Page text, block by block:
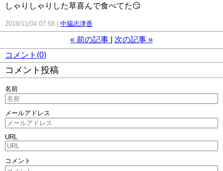
しゃりしゃりした草喜んで食べてた😏
2019/11/04 07:58 中脇志津香
« 前の記事 次の記事 »
コメント(0)
コメント投稿
名前
メールアドレス
URL
コメント